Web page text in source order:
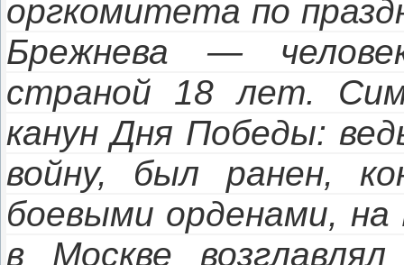
оргкомитета по
Брежнева —
страной 18 лет.
канун Дня Победы:
войну, был ранен,
боевыми орденами,
в Москве